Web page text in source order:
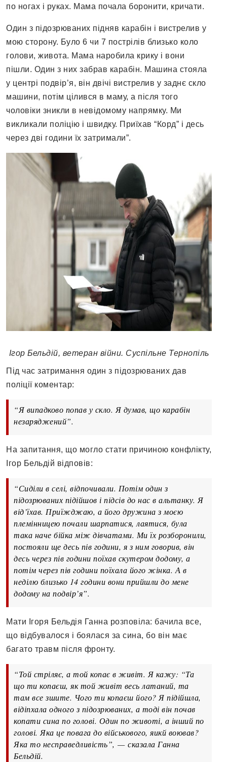
по ногах і руках. Мама почала боронити, кричати.
Один з підозрюваних підняв карабін і вистрелив у
мою сторону. Було 6 чи 7 пострілів близько коло
голови, живота. Мама наробила крику і вони
пішли. Один з них забрав карабін. Машина стояла
у центрі подвір’я, він двічі вистрелив у заднє скло
машини, потім цілився в маму, а після того
чоловіки зникли в невідомому напрямку. Ми
викликали поліцію і швидку. Приїхав “Корд” і десь
через дві години їх затримали”.
Ігор Бельдій, ветеран війни. Суспільне Тернопіль
Під час затримання один з підозрюваних дав
поліції коментар:
“Я випадково попав у скло. Я думав, що карабін
незаряджений”.
На запитання, що могло стати причиною конфлікту,
Ігор Бельдій відповів:
“Сиділи в селі, відпочивали. Потім один з
підозрюваних підійшов і підсів до нас в альтанку. Я
від’їхав. Приїжджаю, а його дружина з моєю
племінницею почали шарпатися, лаятися, була
така наче бійка між дівчатами. Ми їх розборонили,
постояли ще десь пів години, я з ним говорив, він
десь через пів години поїхав скутером додому, а
потім через пів години поїхала його жінка. А в
неділю близько 14 години вони прийшли до мене
додому на подвір’я”.
Мати Ігоря Бельдія Ганна розповіла: бачила все,
що відбувалося і боялася за сина, бо він має
багато травм після фронту.
“Той стріляє, а той копає в живіт. Я кажу: “Та
що ти копаєш, як той живіт весь латаний, та
там все зшите. Чого ти копаєш його? Я підійшла,
відіпхала одного з підозрюваних, а тоді він почав
копати сина по голові. Один по животі, а інший по
голові. Яка це повага до військового, яикй воював?
Яка то несправедливість”, — сказала Ганна
Бельдій.